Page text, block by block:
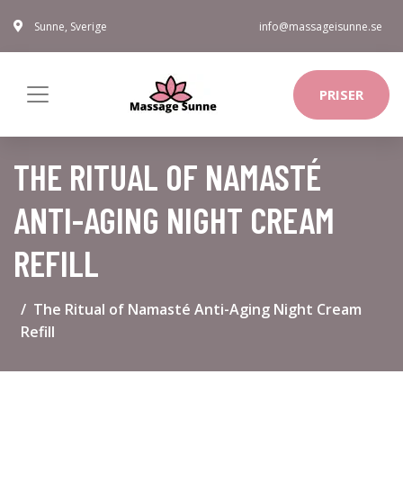
Sunne, Sverige info@massageisunne.se
PRISER
THE RITUAL OF NAMASTÉ
ANTI-AGING NIGHT CREAM
REFILL
The Ritual of Namasté Anti-Aging Night Cream
Refill